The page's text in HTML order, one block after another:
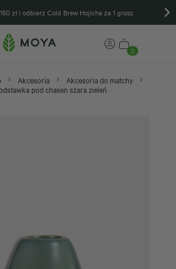
zł i odbierz Cold Brew Hojicha za 1 grosz
0
Akcesoria
Akcesoria do matchy
pod chasen szara zieleń